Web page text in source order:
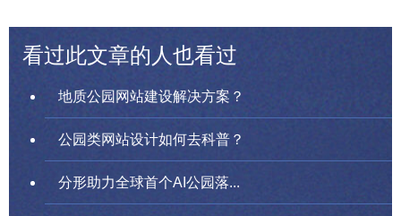
看过此文章的人也看过
地质公园网站建设解决方案？
公园类网站设计如何去科普？
分形助力全球首个AI公园落...